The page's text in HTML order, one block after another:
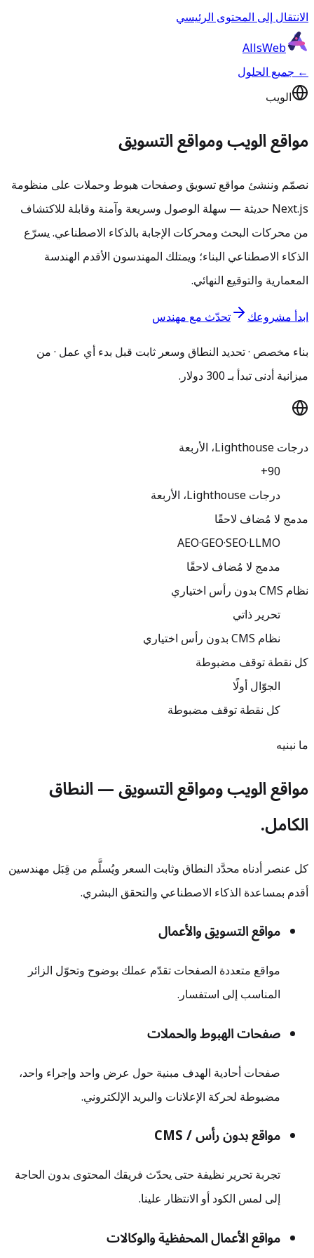
الانتقال إلى المحتوى الرئيسي
AllsWeb
← جميع الحلول
الويب
مواقع الويب ومواقع التسويق
نصمّم وننشئ مواقع تسويق وصفحات هبوط وحملات على منظومة
Next.js حديثة — سهلة الوصول وسريعة وآمنة وقابلة للاكتشاف
من محركات البحث ومحركات الإجابة بالذكاء الاصطناعي. يسرّع
الذكاء الاصطناعي البناء؛ ويمتلك المهندسون الأقدم الهندسة
المعمارية والتوقيع النهائي.
ابدأ مشروعك
تحدّث مع مهندس
بناء مخصص · تحديد النطاق وسعر ثابت قبل بدء أي عمل · من
ميزانية أدنى تبدأ بـ 300 دولار.
درجات Lighthouse، الأربعة
90+
درجات Lighthouse، الأربعة
مدمج لا مُضاف لاحقًا
AEO·GEO·SEO·LLMO
مدمج لا مُضاف لاحقًا
نظام CMS بدون رأس اختياري
تحرير ذاتي
نظام CMS بدون رأس اختياري
كل نقطة توقف مضبوطة
الجوّال أولًا
كل نقطة توقف مضبوطة
ما نبنيه
مواقع الويب ومواقع التسويق — النطاق
الكامل.
كل عنصر أدناه محدَّد النطاق وثابت السعر ويُسلَّم من قِبَل مهندسين
أقدم بمساعدة الذكاء الاصطناعي والتحقق البشري.
مواقع التسويق والأعمال
مواقع متعددة الصفحات تقدّم عملك بوضوح وتحوّل الزائر
المناسب إلى استفسار.
صفحات الهبوط والحملات
صفحات أحادية الهدف مبنية حول عرض واحد وإجراء واحد،
مضبوطة لحركة الإعلانات والبريد الإلكتروني.
مواقع بدون رأس / CMS
تجربة تحرير نظيفة حتى يحدّث فريقك المحتوى بدون الحاجة
إلى لمس الكود أو الانتظار علينا.
مواقع الأعمال المحفظية والوكالات